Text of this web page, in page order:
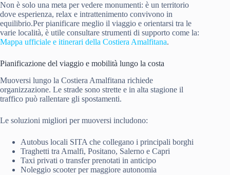
Non è solo una meta per vedere monumenti: è un territorio
dove esperienza, relax e intrattenimento convivono in
equilibrio.Per pianificare meglio il viaggio e orientarsi tra le
varie località, è utile consultare strumenti di supporto come la:
Mappa ufficiale e itinerari della Costiera Amalfitana.
Pianificazione del viaggio e mobilità lungo la costa
Muoversi lungo la Costiera Amalfitana richiede
organizzazione. Le strade sono strette e in alta stagione il
traffico può rallentare gli spostamenti.
Le soluzioni migliori per muoversi includono:
Autobus locali SITA che collegano i principali borghi
Traghetti tra Amalfi, Positano, Salerno e Capri
Taxi privati o transfer prenotati in anticipo
Noleggio scooter per maggiore autonomia